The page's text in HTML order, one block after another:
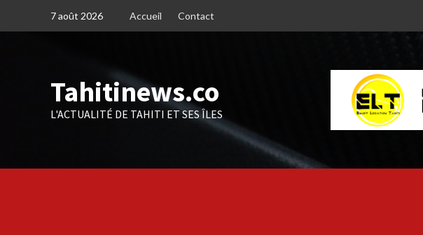
7 août 2026 Accueil Contact
Tahitinews.co
L'ACTUALITÉ DE TAHITI ET SES ÎLES